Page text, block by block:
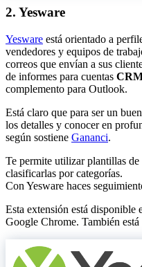
2. Yesware
Yesware está orientado a
vendedores y equipos de
correos que envían a sus
de informes para cuentas
complemento para Outlook.
Está claro que para ser un
los detalles y conocer en
según sostiene Gananci.
Te permite utilizar plantillas de
clasificarlas por categorías.
Con Yesware haces
Esta extensión está
Google Chrome. También